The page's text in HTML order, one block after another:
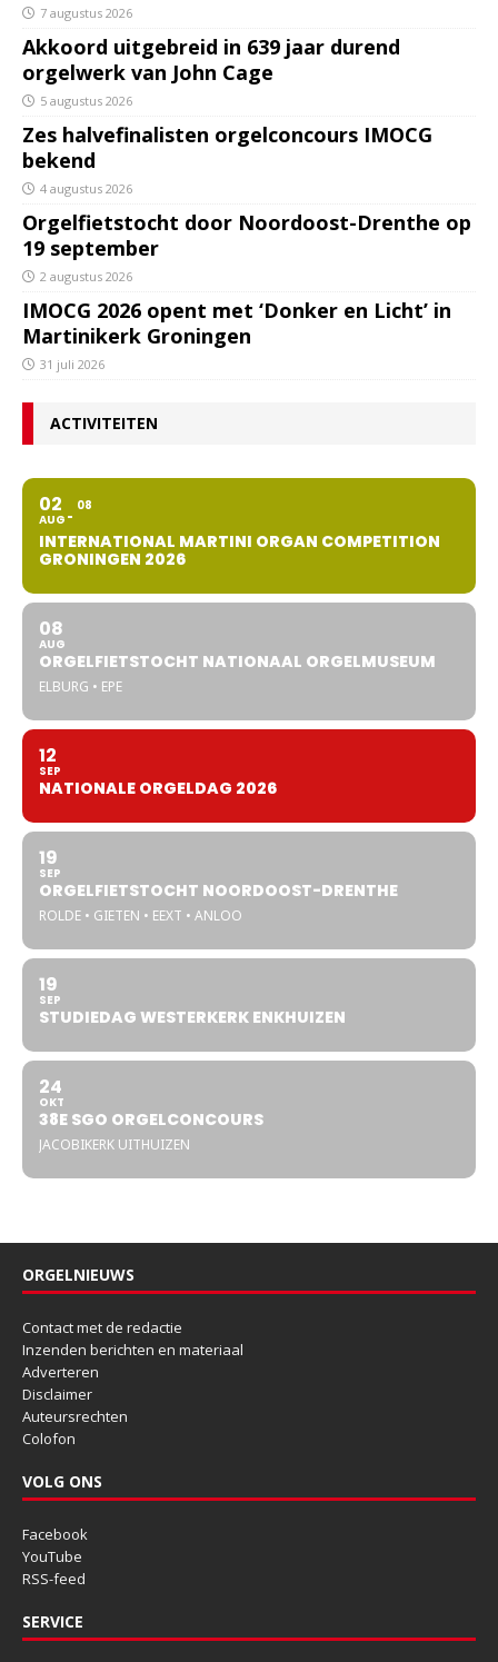
7 augustus 2026
Akkoord uitgebreid in 639 jaar durend
orgelwerk van John Cage
5 augustus 2026
Zes halvefinalisten orgelconcours IMOCG
bekend
4 augustus 2026
Orgelfietstocht door Noordoost-Drenthe op
19 september
2 augustus 2026
IMOCG 2026 opent met ‘Donker en Licht’ in
Martinikerk Groningen
31 juli 2026
ACTIVITEITEN
02
AUG
08
INTERNATIONAL MARTINI ORGAN COMPETITION
GRONINGEN 2026
08
AUG
ORGELFIETSTOCHT NATIONAAL ORGELMUSEUM
ELBURG • EPE
12
SEP
NATIONALE ORGELDAG 2026
19
SEP
ORGELFIETSTOCHT NOORDOOST-DRENTHE
ROLDE • GIETEN • EEXT • ANLOO
19
SEP
STUDIEDAG WESTERKERK ENKHUIZEN
24
OKT
38E SGO ORGELCONCOURS
JACOBIKERK UITHUIZEN
ORGELNIEUWS
Contact met de redactie
Inzenden berichten en materiaal
Adverteren
Disclaimer
Auteursrechten
Colofon
VOLG ONS
Facebook
YouTube
RSS-feed
SERVICE